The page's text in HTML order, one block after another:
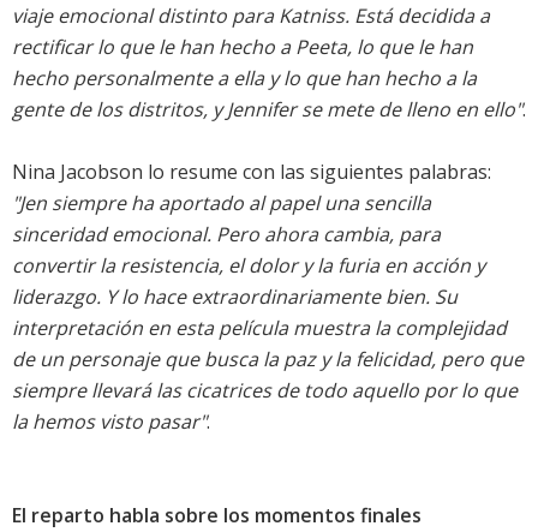
viaje emocional distinto para Katniss. Está decidida a
rectificar lo que le han hecho a Peeta, lo que le han
hecho personalmente a ella y lo que han hecho a la
gente de los distritos, y Jennifer se mete de lleno en ello".
Nina Jacobson lo resume con las siguientes palabras:
"Jen siempre ha aportado al papel una sencilla
sinceridad emocional. Pero ahora cambia, para
convertir la resistencia, el dolor y la furia en acción y
liderazgo. Y lo hace extraordinariamente bien. Su
interpretación en esta película muestra la complejidad
de un personaje que busca la paz y la felicidad, pero que
siempre llevará las cicatrices de todo aquello por lo que
la hemos visto pasar".
El reparto habla sobre los momentos finales